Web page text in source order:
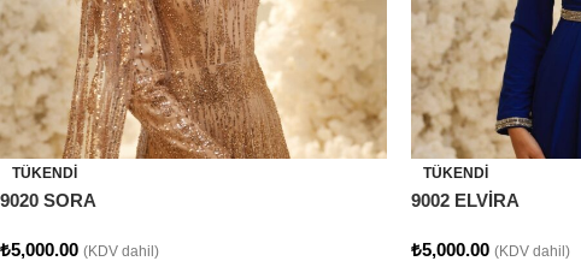
TÜKENDI
9020 SORA
₺5,000.00 (KDV dahil)
TÜKENDI
9002 ELVİRA
₺5,000.00 (KDV dahil)